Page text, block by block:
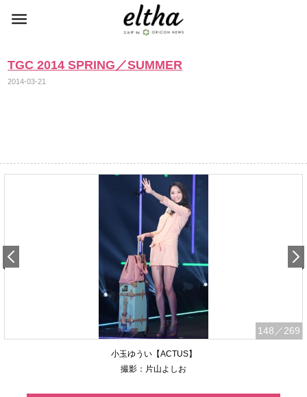
TGC 2014 SPRING／SUMMER
2014-03-21
148 ／269
小玉ゆうい【ACTUS】
撮影：片山よしお